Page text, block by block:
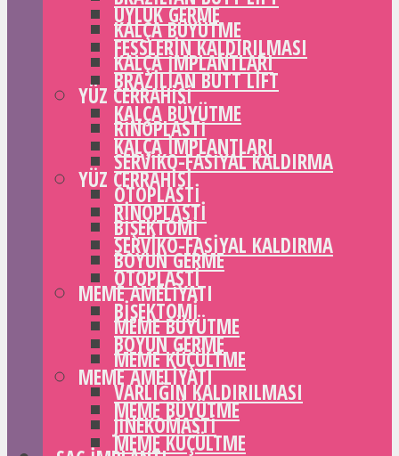
KALÇA BÜYÜTME
KALÇA IMPLANTLARI
YÜZ CERRAHISI
RINOPLASTI
SERVIKO-FASIYAL KALDIRMA
OTOPLASTI
BIŞEKTOMI
BOYUN GERME
MEME AMELIYATI
MEME BÜYÜTME
MEME KÜÇÜLTME
VARLIĞIN KALDIRILMASI
JINEKOMASTI
UYLUK GERME
FESSLERIN KALDIRILMASI
BRAZILIAN BUTT LIFT
KALÇA BÜYÜTME
KALÇA IMPLANTLARI
YÜZ CERRAHISI
RINOPLASTI
SERVIKO-FASIYAL KALDIRMA
OTOPLASTI
BIŞEKTOMI
BOYUN GERME
MEME AMELIYATI
MEME BÜYÜTME
MEME KÜÇÜLTME